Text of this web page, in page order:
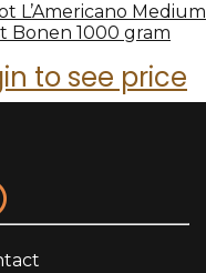
L’Americano Medium
Bonen 1000 gram
to see price